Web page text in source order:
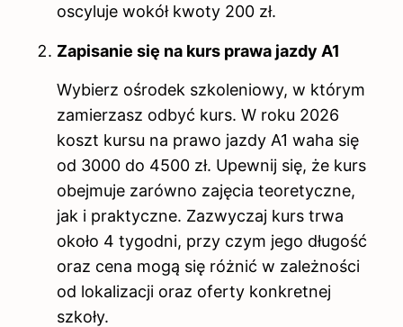
oscyluje wokół kwoty 200 zł.
Zapisanie się na kurs prawa jazdy A1
Wybierz ośrodek szkoleniowy, w którym
zamierzasz odbyć kurs. W roku 2026
koszt kursu na prawo jazdy A1 waha się
od 3000 do 4500 zł. Upewnij się, że kurs
obejmuje zarówno zajęcia teoretyczne,
jak i praktyczne. Zazwyczaj kurs trwa
około 4 tygodni, przy czym jego długość
oraz cena mogą się różnić w zależności
od lokalizacji oraz oferty konkretnej
szkoły.